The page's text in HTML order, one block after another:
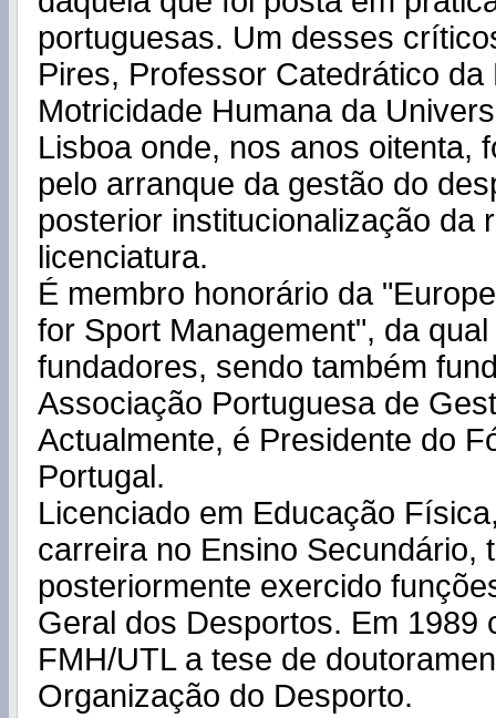
portuguesas. Um desses
Pires, Professor Catedrático da
Motricidade Humana da
Lisboa onde, nos anos oitenta,
pelo arranque da gestão do
posterior institucionalização da
licenciatura.
É membro honorário da
for Sport Management", da
fundadores, sendo também
Associação Portuguesa de
Actualmente, é Presidente do
Portugal.
Licenciado em Educação
carreira no Ensino Secundário,
posteriormente exercido
Geral dos Desportos. Em 1989
FMH/UTL a tese de
Organização do Desporto.